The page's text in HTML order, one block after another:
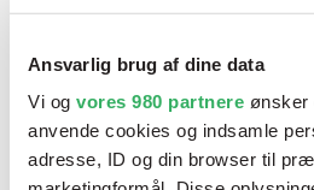
Ansvarlig brug af dine data
Vi og vores 980 partnere ønsker
anvende cookies og indsamle
adresse, ID og din browser til